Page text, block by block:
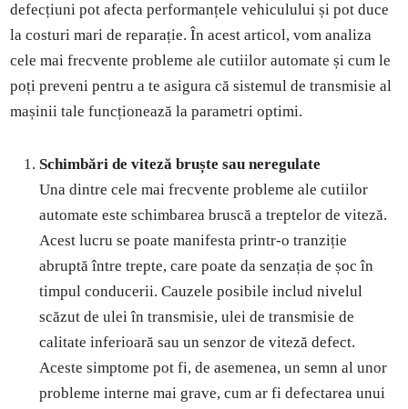
defecțiuni pot afecta performanțele vehiculului și pot duce
la costuri mari de reparație. În acest articol, vom analiza
cele mai frecvente probleme ale cutiilor automate și cum le
poți preveni pentru a te asigura că sistemul de transmisie al
mașinii tale funcționează la parametri optimi.
Schimbări de viteză bruște sau neregulate
Una dintre cele mai frecvente probleme ale cutiilor
automate este schimbarea bruscă a treptelor de viteză.
Acest lucru se poate manifesta printr-o tranziție
abruptă între trepte, care poate da senzația de șoc în
timpul conducerii. Cauzele posibile includ nivelul
scăzut de ulei în transmisie, ulei de transmisie de
calitate inferioară sau un senzor de viteză defect.
Aceste simptome pot fi, de asemenea, un semn al unor
probleme interne mai grave, cum ar fi defectarea unui